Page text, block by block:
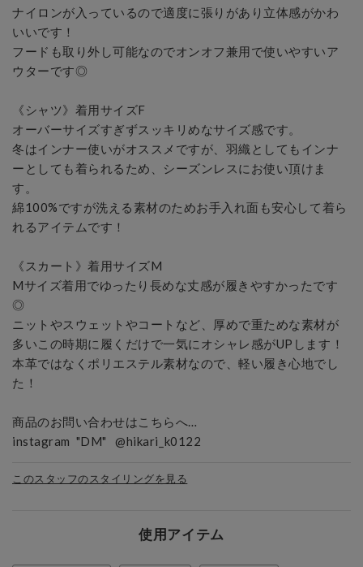
ナイロンが入っているので適度に張りがあり立体感がかわ
いいです！
フードも取り外し可能なのでオンオフ兼用で使いやすいア
ウターです◎
《シャツ》着用サイズF
オーバーサイズすぎずスッキリめなサイズ感です。
冬はインナー使いがオススメですが、羽織としてもインナ
ーとしても着られるため、シーズンレスにお使い頂けま
す。
綿100%ですが洗える素材のためお手入れ面も安心して着ら
れるアイテムです！
《スカート》着用サイズM
Mサイズ着用でゆったり長めな丈感が履きやすかったです
◎
ニットやスウェットやコートなど、厚めで重ためな素材が
多いこの時期に履くだけで一気にオシャレ感がUPします！
本革ではなくポリエステル素材なので、軽い履き心地でし
た！
商品のお問い合わせはこちらへ…
instagram  "DM"   @hikari_k0122
このスタッフのスタイリングを見る
使用アイテム